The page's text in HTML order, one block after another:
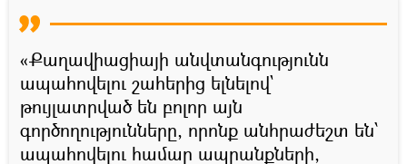
«Քաղավիացիայի անվտանգությունն
ապահովելու շահերից ելնելով`
թույլատրված են բոլոր այն
գործողությունները, որոնք անհրաժեշտ են՝
ապահովելու համար ապրանքների,